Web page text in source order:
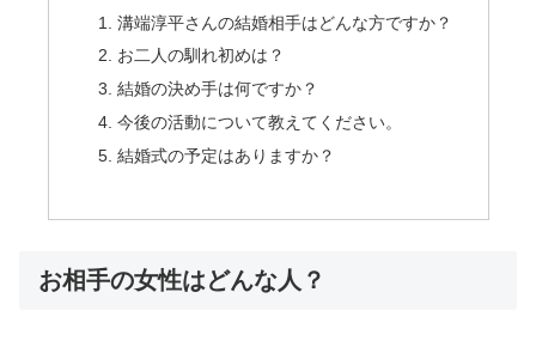
溝端淳平さんの結婚相手はどんな方ですか？
お二人の馴れ初めは？
結婚の決め手は何ですか？
今後の活動について教えてください。
結婚式の予定はありますか？
お相手の女性はどんな人？